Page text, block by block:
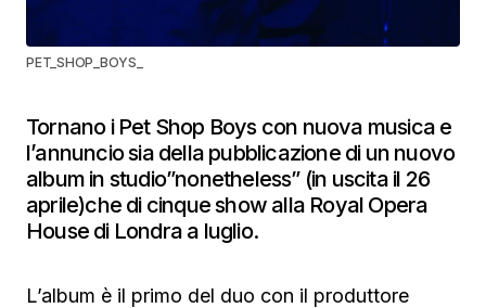
PET_SHOP_BOYS_
Tornano i Pet Shop Boys con nuova musica e
l’annuncio sia della pubblicazione di un nuovo
album in studio”nonetheless” (in uscita il 26
aprile)che di cinque show alla Royal Opera
House di Londra a luglio.
L’album è il primo del duo con il produttore